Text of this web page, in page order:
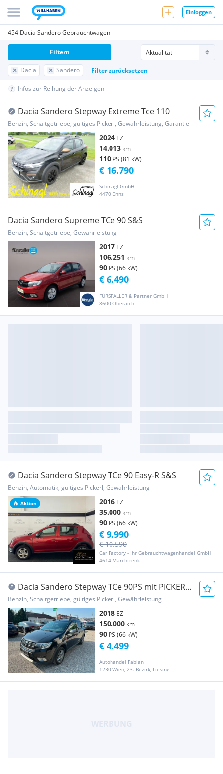
Einloggen
454 Dacia Sandero Gebrauchtwagen
Dacia Sandero Filter zurücksetzen
Filtern
Infos zur Reihung der Anzeigen
Dacia Sandero Stepway Extreme Tce 110
Benzin, Schaltgetriebe, gültiges Pickerl, Gewährleistung, Garantie
2024 EZ
14.013 km
110 PS (81 kW)
Schinagl GmbH
4470 Enns
€ 16.790
Dacia Sandero Supreme TCe 90 S&S
Benzin, Schaltgetriebe, Gewährleistung
2017 EZ
106.251 km
90 PS (66 kW)
FÜRSTALLER & Partner GmbH
8600 Oberaich
€ 6.490
Aktion
Dacia Sandero Stepway TCe 90 Easy-R S&S
Benzin, Automatik, gültiges Pickerl, Gewährleistung
2016 EZ
35.000 km
90 PS (66 kW)
Car Factory - Ihr Gebrauchtwagenhandel GmbH
4614 Marchtrenk
€ 10.590
€ 9.990
Dacia Sandero Stepway TCe 90PS mit PICKERL
09/26 Park...
Benzin, Schaltgetriebe, gültiges Pickerl, Gewährleistung
2018 EZ
150.000 km
90 PS (66 kW)
Autohandel Fabian
1230 Wien, 23. Bezirk, Liesing
€ 4.499